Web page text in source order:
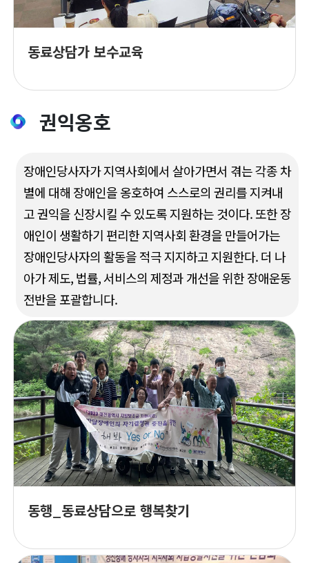
동료상담가 보수교육
권익옹호
장애인당사자가 지역사회에서 살아가면서 겪는 각종 차
별에 대해 장애인을 옹호하여 스스로의 권리를 지켜내
고 권익을 신장시킬 수 있도록 지원하는 것이다. 또한 장
애인이 생활하기 편리한 지역사회 환경을 만들어가는
장애인당사자의 활동을 적극 지지하고 지원한다. 더 나
아가 제도, 법률, 서비스의 제정과 개선을 위한 장애운동
전반을 포괄합니다.
동행_동료상담으로 행복찾기